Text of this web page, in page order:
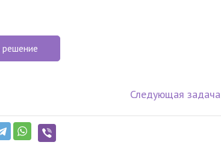
Следующая задача